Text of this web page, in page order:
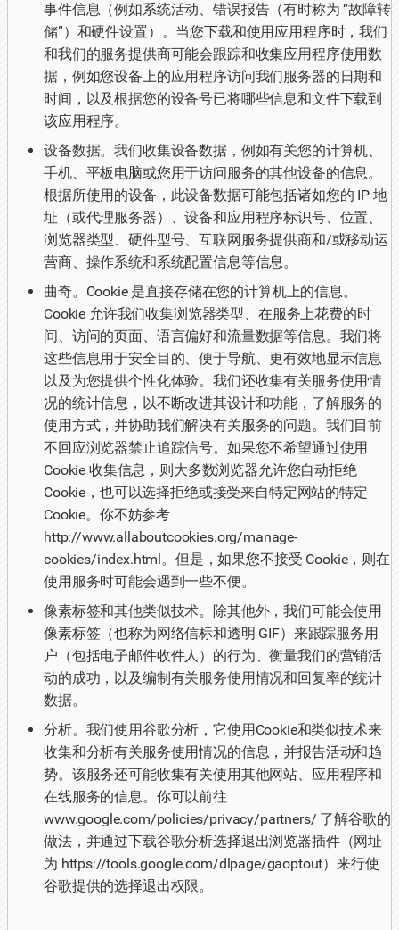
事件信息（例如系统活动、错误报告（有时称为 “故障转
储”）和硬件设置）。当您下载和使用应用程序时，我们
和我们的服务提供商可能会跟踪和收集应用程序使用数
据，例如您设备上的应用程序访问我们服务器的日期和
时间，以及根据您的设备号已将哪些信息和文件下载到
该应用程序。
设备数据。我们收集设备数据，例如有关您的计算机、
手机、平板电脑或您用于访问服务的其他设备的信息。
根据所使用的设备，此设备数据可能包括诸如您的 IP 地
址（或代理服务器）、设备和应用程序标识号、位置、
浏览器类型、硬件型号、互联网服务提供商和/或移动运
营商、操作系统和系统配置信息等信息。
曲奇。Cookie 是直接存储在您的计算机上的信息。
Cookie 允许我们收集浏览器类型、在服务上花费的时
间、访问的页面、语言偏好和流量数据等信息。我们将
这些信息用于安全目的、便于导航、更有效地显示信息
以及为您提供个性化体验。我们还收集有关服务使用情
况的统计信息，以不断改进其设计和功能，了解服务的
使用方式，并协助我们解决有关服务的问题。我们目前
不回应浏览器禁止追踪信号。如果您不希望通过使用
Cookie 收集信息，则大多数浏览器允许您自动拒绝
Cookie，也可以选择拒绝或接受来自特定网站的特定
Cookie。你不妨参考
http://www.allaboutcookies.org/manage-
cookies/index.html。但是，如果您不接受 Cookie，则在
使用服务时可能会遇到一些不便。
像素标签和其他类似技术。除其他外，我们可能会使用
像素标签（也称为网络信标和透明 GIF）来跟踪服务用
户（包括电子邮件收件人）的行为、衡量我们的营销活
动的成功，以及编制有关服务使用情况和回复率的统计
数据。
分析。我们使用谷歌分析，它使用Cookie和类似技术来
收集和分析有关服务使用情况的信息，并报告活动和趋
势。该服务还可能收集有关使用其他网站、应用程序和
在线服务的信息。你可以前往
www.google.com/policies/privacy/partners/ 了解谷歌的
做法，并通过下载谷歌分析选择退出浏览器插件（网址
为 https://tools.google.com/dlpage/gaoptout）来行使
谷歌提供的选择退出权限。